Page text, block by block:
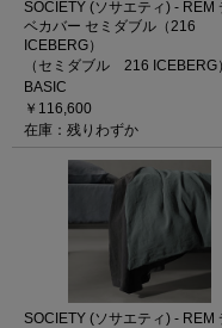
SOCIETY (ソサエティ) - REM
ベカバー セミダブル（216
ICEBERG）
（セミダブル 216 ICEBERG）
BASIC
￥116,600
在庫：残りわずか
SOCIETY (ソサエティ) - REM